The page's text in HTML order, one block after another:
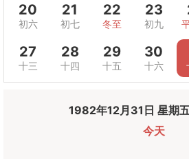
20
初六
21
初七
22
冬至
23
初九
27
十三
28
十四
29
十五
30
十六
1982年12月31日 星期
今天